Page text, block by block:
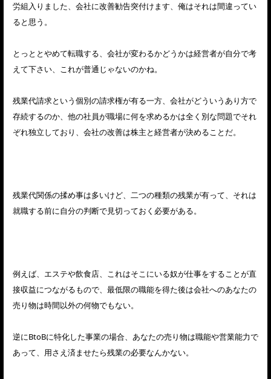
労組入りました、会社に改善勧告突付けます、俺はそれは間違ってい
ると思う。
とっととやめて転職する、会社が変わるかどうかは経営者が自分で考
えて下さい、これが普通じゃないのかね。
残業代請求という個別の請求権が有る一方、会社がどういうあり方で
存続するのか、他の社員が職場に何を求めるかは全く別な問題でそれ
ぞれ独立しており、会社の改善は株主と経営者が決めることだ。
残業代関係の揉め事は多いけど、二つの種類の残業が有って、それは
就職する前に自分の判断で見切っておく必要がある。
例えば、エステや飲食店、これはそこにいる奴が仕事をすることが直
接収益につながるもので、最低限の職能を得た後は会社へのあなたの
売り物は時間以外の何物でもない。
逆にBtoBに特化した事業の場合、あなたの売り物は職能や営業能力で
あって、用さえ済ませたら残業の必要なんかない。